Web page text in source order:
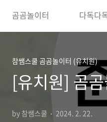
곰곰놀이터 다독다
참쌤스쿨 곰곰놀이터 (유치원)
[유치원] 곰
by 참쌤스쿨 2024. 2. 22.